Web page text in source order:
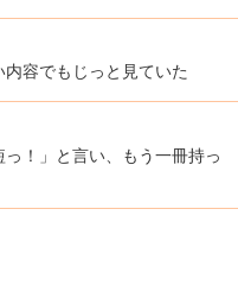
容でもじっと見ていた
！」と言い、もう一冊持っ